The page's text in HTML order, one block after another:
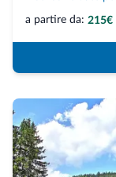
a partire da: 215€